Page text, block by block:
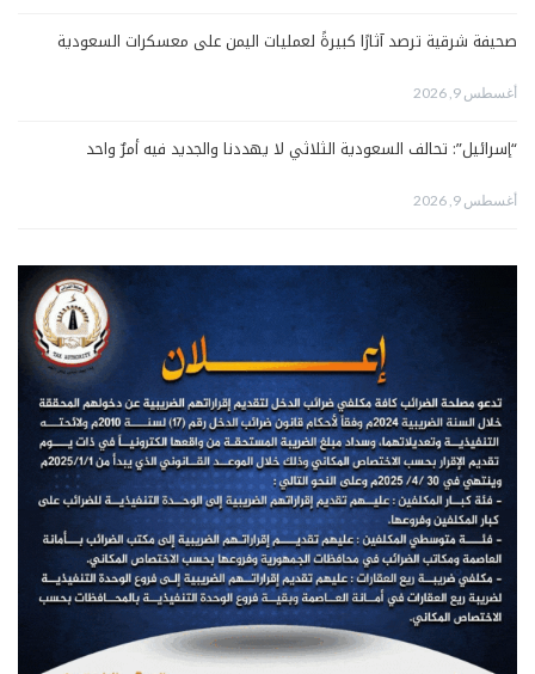
صحيفة شرقية ترصد آثارًا كبيرةً لعمليات اليمن على معسكرات السعودية
أغسطس 9, 2026
“إسرائيل”: تحالف السعودية الثلاثي لا يهددنا والجديد فيه أمرٌ واحد
أغسطس 9, 2026